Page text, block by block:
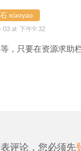
xiaoyao
03 at 下午9:32
，只要在资源求助
评论，您必须先